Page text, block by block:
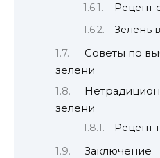
Рецепт
Зелень
Советы по
зелени
зелени
Рецепт
Заключение